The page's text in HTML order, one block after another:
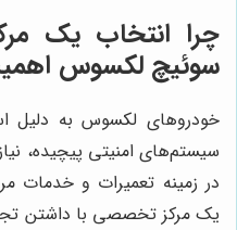
چرا انتخاب یک
سوئیچ لکسوس
خودروهای لکسوس به دلیل
سیستم‌های امنیتی پیچیده،
در زمینه تعمیرات و خدمات
یک مرکز تخصصی با داشتن